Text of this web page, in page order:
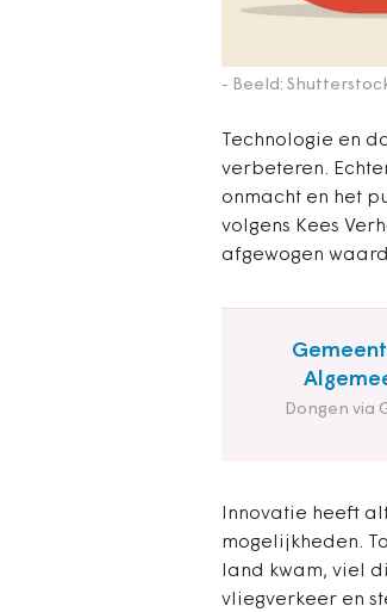
- Beeld:
Technologie en
verbeteren.
onmacht en het
volgens Kees
afgewogen
Dongen via
Innovatie heeft
mogelijkheden.
land kwam, viel
vliegverkeer en